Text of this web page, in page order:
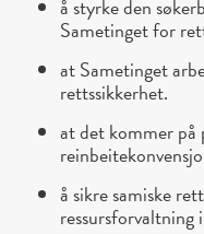
å styrke den
Sametinget for
at Sametinget
rettssikkerhet.
at det kommer på
å sikre samiske
ressursforvaltning